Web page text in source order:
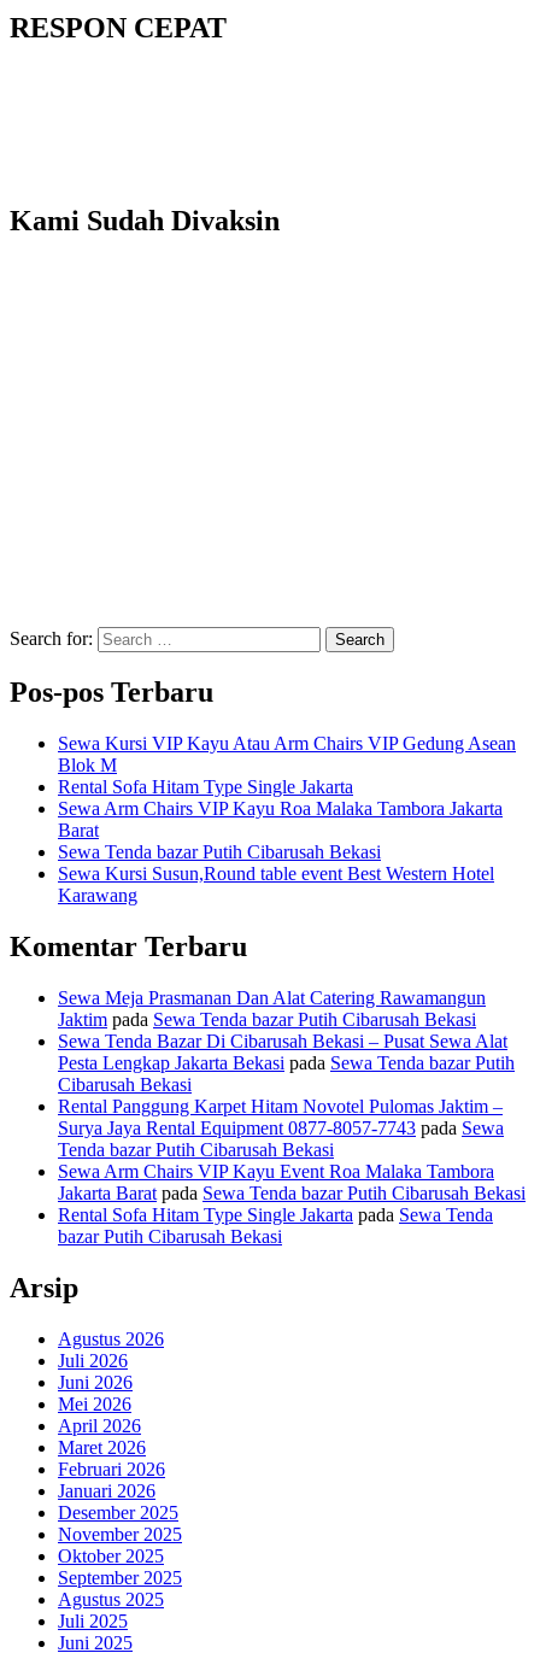
RESPON CEPAT
Kami Sudah Divaksin
Search for: Search
Pos-pos Terbaru
Sewa Kursi VIP Kayu Atau Arm Chairs VIP Gedung Asean
Blok M
Rental Sofa Hitam Type Single Jakarta
Sewa Arm Chairs VIP Kayu Roa Malaka Tambora Jakarta
Barat
Sewa Tenda bazar Putih Cibarusah Bekasi
Sewa Kursi Susun,Round table event Best Western Hotel
Karawang
Komentar Terbaru
Sewa Meja Prasmanan Dan Alat Catering Rawamangun
Jaktim pada Sewa Tenda bazar Putih Cibarusah Bekasi
Sewa Tenda Bazar Di Cibarusah Bekasi – Pusat Sewa Alat
Pesta Lengkap Jakarta Bekasi pada Sewa Tenda bazar Putih
Cibarusah Bekasi
Rental Panggung Karpet Hitam Novotel Pulomas Jaktim –
Surya Jaya Rental Equipment 0877-8057-7743 pada Sewa
Tenda bazar Putih Cibarusah Bekasi
Sewa Arm Chairs VIP Kayu Event Roa Malaka Tambora
Jakarta Barat pada Sewa Tenda bazar Putih Cibarusah Bekasi
Rental Sofa Hitam Type Single Jakarta pada Sewa Tenda
bazar Putih Cibarusah Bekasi
Arsip
Agustus 2026
Juli 2026
Juni 2026
Mei 2026
April 2026
Maret 2026
Februari 2026
Januari 2026
Desember 2025
November 2025
Oktober 2025
September 2025
Agustus 2025
Juli 2025
Juni 2025